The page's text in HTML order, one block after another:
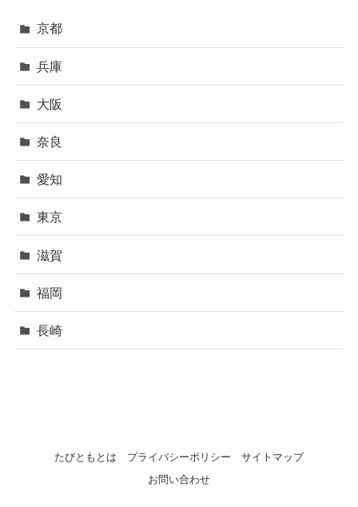
京都
兵庫
大阪
奈良
愛知
東京
滋賀
福岡
長崎
たびともとは プライバシーポリシー
サイトマップ
お問い合わせ